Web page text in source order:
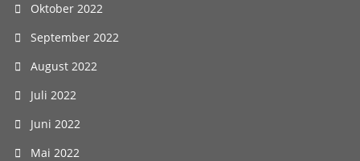
Oktober 2022
September 2022
August 2022
Juli 2022
Juni 2022
Mai 2022